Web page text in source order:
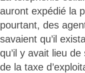
auront expédié la
pourtant, des
savaient qu’il
qu’il y avait lieu
de la taxe